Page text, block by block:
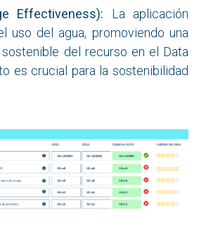
Effectiveness): La aplicación
uso del agua, promoviendo una
del recurso en el Data
es crucial para la sostenibilidad